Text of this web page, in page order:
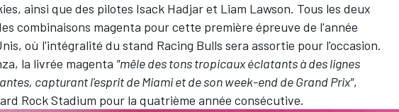
ainsi que des pilotes Isack Hadjaret Liam Lawson. Tous les deux
combinaisons magenta pour cette première épreuve de l'année
où l'intégralité du stand Racing Bulls sera assortie pour l'occasion.
la livrée magenta "mêle des tons tropicaux éclatants à des lignes
capturant l'esprit de Miami et de son week-end de Grand Prix",
Rock Stadium pour la quatrième année consécutive.